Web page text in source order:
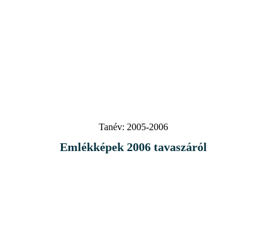
Tanév: 2005-2006
Emlékképek 2006 tavaszáról